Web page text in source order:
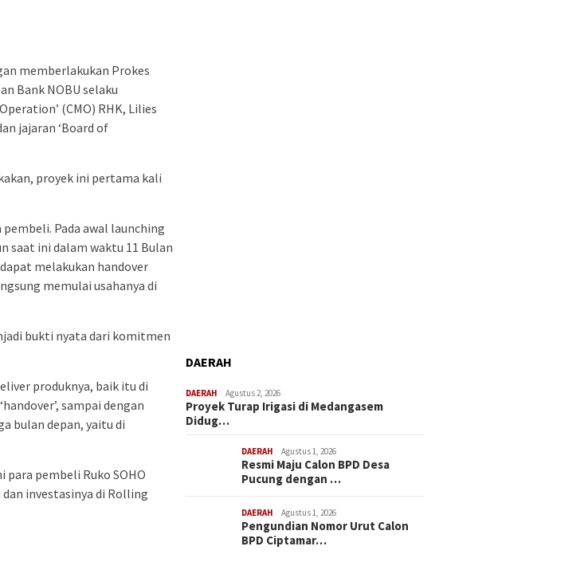
memberlakukan Prokes
Bank NOBU selaku
(CMO) RHK, Lilies
jajaran ‘Board of
proyek ini pertama kali
Pada awal launching
saat ini dalam waktu 11 Bulan
melakukan handover
memulai usahanya di
bukti nyata dari komitmen
produknya, baik itu di
sampai dengan
bulan depan, yaitu di
pembeli Ruko SOHO
investasinya di Rolling
DAERAH
DAERAH Agustus 2, 2026
Proyek Turap Irigasi di Medangasem
Didug…
DAERAH Agustus 1, 2026
Resmi Maju Calon BPD Desa
Pucung dengan …
DAERAH Agustus 1, 2026
Pengundian Nomor Urut Calon
BPD Ciptamar…